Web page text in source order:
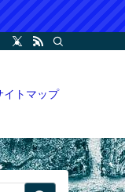
オープンチャット
イトマップ